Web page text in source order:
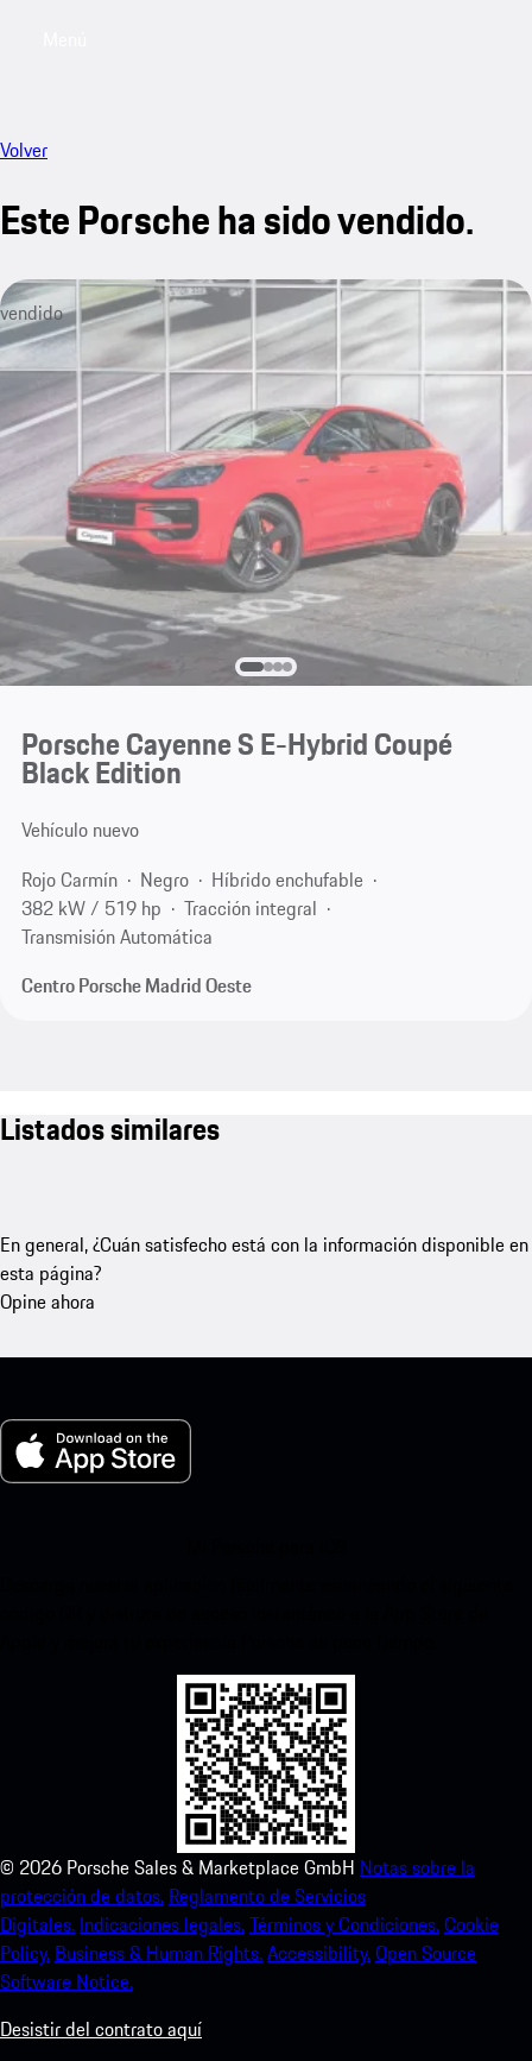
Volver
Este Porsche ha sido vendido.
vendido
Porsche Cayenne S E-Hybrid Coupé
Black Edition
Vehículo nuevo
Rojo Carmín
Negro
Híbrido enchufable
382 kW / 519 hp
Tracción integral
Transmisión Automática
Centro Porsche Madrid Oeste
Listados similares
En general, ¿Cuán satisfecho está con la información disponible en
esta página?
Opine ahora
© 2026 Porsche Sales & Marketplace GmbH Notas sobre la
protección de datos. Reglamento de Servicios
Digitales. Indicaciones legales.Términos y Condiciones.Cookie
Policy. Business & Human Rights.Accessibility.Open Source
Software Notice.
Desistir del contrato aquí